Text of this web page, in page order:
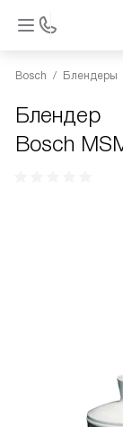
Bosch Блендеры
Блендер
Bosch